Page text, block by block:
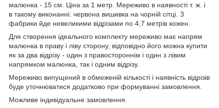
малюнка - 15 см. Ціна за 1 метр. Мереживо в наявності т. ж. і
в такому виконанні: червона вишивка на чорній сітці. З
фабрики йде невеликими відрізами по 4,7 метрів кожен.
Для створення ідеального комплекту мереживо має напрям
малюнка в праву і ліву сторону, відповідно його можна купити
як за два відрізу - один з правостороннім і один з лівим
напрямком малюнка, так і одним відрізу.
Мереживо випущений в обмеженій кількості і наявність відрізів
буде уточнюватися додатково при формуванні замовлення.
Можливе індивідуальне замовлення.